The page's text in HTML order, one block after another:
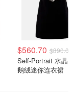
$560.70 $890.00
Self-Portrait 水晶
鹅绒迷你连衣裙